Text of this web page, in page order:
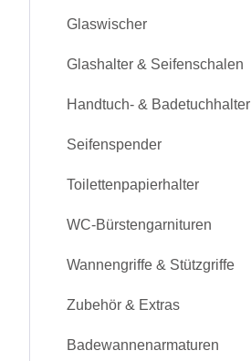
Glaswischer
Glashalter & Seifenschalen
Handtuch- & Badetuchhalter
Seifenspender
Toilettenpapierhalter
WC-Bürstengarnituren
Wannengriffe & Stützgriffe
Zubehör & Extras
Badewannenarmaturen